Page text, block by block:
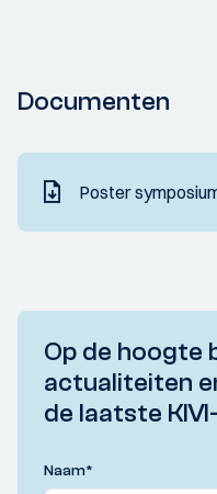
Documenten
Poster
Op de hoogte
actualiteiten
de laatste
Naam*